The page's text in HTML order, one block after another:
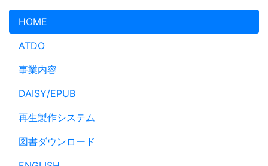
メインコンテンツへスキップ
HOME
ATDO
事業内容
DAISY/EPUB
再生製作システム
図書ダウンロード